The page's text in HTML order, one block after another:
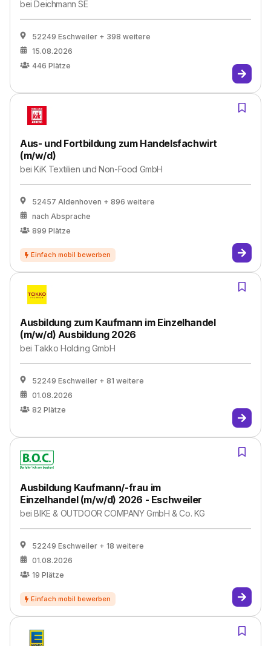
beiDeichmann SE
52249 Eschweiler + 398 weitere
15.08.2026
446 Plätze
Aus- und Fortbildung zum Handelsfachwirt
(m/w/d)
beiKiK Textilien und Non-Food GmbH
52457 Aldenhoven + 896 weitere
nach Absprache
899 Plätze
Ausbildung zum Kaufmann im Einzelhandel
(m/w/d) Ausbildung 2026
bei Takko Holding GmbH
52249 Eschweiler + 81 weitere
01.08.2026
82 Plätze
Ausbildung Kaufmann/-frau im
Einzelhandel (m/w/d) 2026 - Eschweiler
beiBIKE & OUTDOOR COMPANY GmbH & Co. KG
52249 Eschweiler + 18 weitere
01.08.2026
19 Plätze